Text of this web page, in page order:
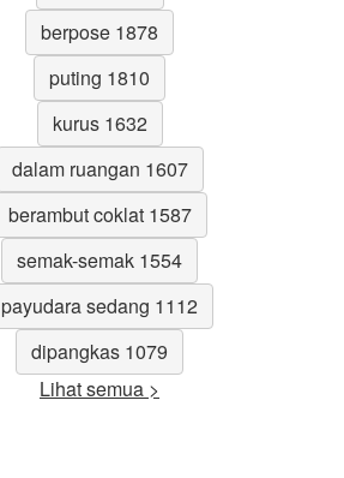
berpose 1878
puting 1810
kurus 1632
dalam ruangan 1607
berambut coklat 1587
semak-semak 1554
payudara sedang 1112
dipangkas 1079
Lihat semua >